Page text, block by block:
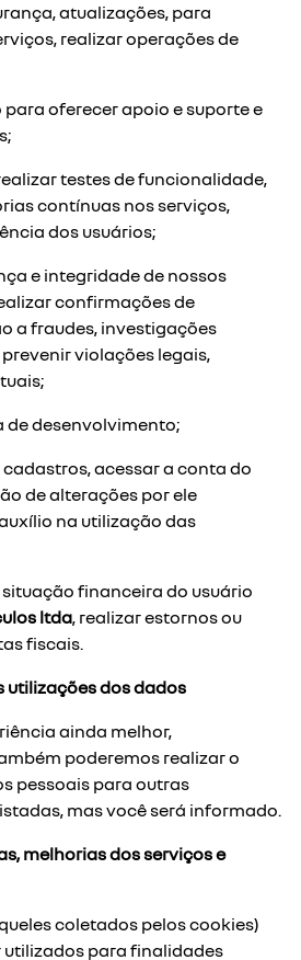
atualizações, para
realizar operações de
oferecer apoio e suporte e
testes de funcionalidade,
contínuas nos serviços,
dos usuários;
e integridade de nossos
confirmações de
a fraudes, investigações
violações legais,
de desenvolvimento;
acessar a conta do
de alterações por ele
na utilização das
financeira do usuário
ltda, realizar estornos ou
fiscais.
utilizações dos dados
ainda melhor,
poderemos realizar o
pessoais para outras
mas você será informado.
melhorias dos serviços e
coletados pelos cookies)
para finalidades